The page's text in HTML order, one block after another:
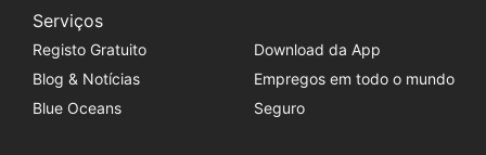
Serviços
Registo Gratuito
Download da App
Blog & Notícias
Empregos em todo o mundo
Blue Oceans
Seguro